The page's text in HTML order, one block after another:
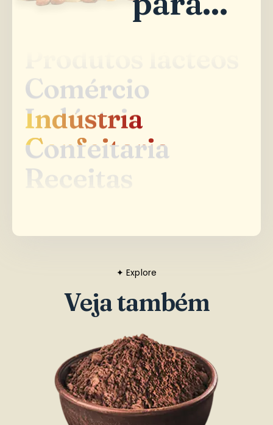
Indústria
Confeitaria
Receitas
Indústria
Confeitaria
Receitas
✦ Explore
Veja também